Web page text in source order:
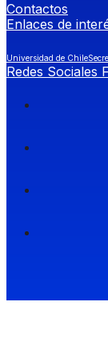
Contactos
Enlaces de
Universidad de Chile
Redes Sociales